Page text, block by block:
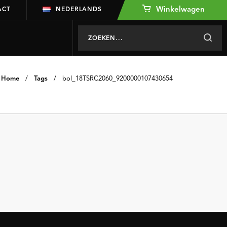
NEDERLANDS Winkelwagen
Home / Tags / bol_18TSRC2060_9200000107430654